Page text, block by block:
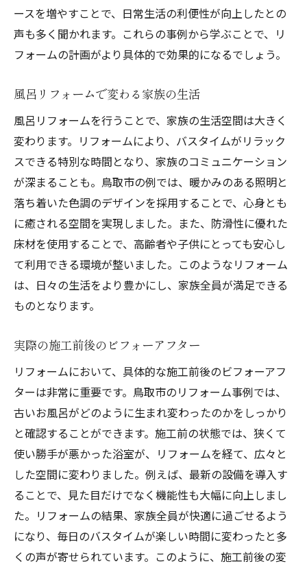
ースを増やすことで、日常生活の利便性が向上したとの
声も多く聞かれます。これらの事例から学ぶことで、リ
フォームの計画がより具体的で効果的になるでしょう。
風呂リフォームで変わる家族の生活
風呂リフォームを行うことで、家族の生活空間は大きく
変わります。リフォームにより、バスタイムがリラック
スできる特別な時間となり、家族のコミュニケーション
が深まることも。鳥取市の例では、暖かみのある照明と
落ち着いた色調のデザインを採用することで、心身とも
に癒される空間を実現しました。また、防滑性に優れた
床材を使用することで、高齢者や子供にとっても安心し
て利用できる環境が整いました。このようなリフォーム
は、日々の生活をより豊かにし、家族全員が満足できる
ものとなります。
実際の施工前後のビフォーアフター
リフォームにおいて、具体的な施工前後のビフォーアフ
ターは非常に重要です。鳥取市のリフォーム事例では、
古いお風呂がどのように生まれ変わったのかをしっかり
と確認することができます。施工前の状態では、狭くて
使い勝手が悪かった浴室が、リフォームを経て、広々と
した空間に変わりました。例えば、最新の設備を導入す
ることで、見た目だけでなく機能性も大幅に向上しまし
た。リフォームの結果、家族全員が快適に過ごせるよう
になり、毎日のバスタイムが楽しい時間に変わったと多
くの声が寄せられています。このように、施工前後の変